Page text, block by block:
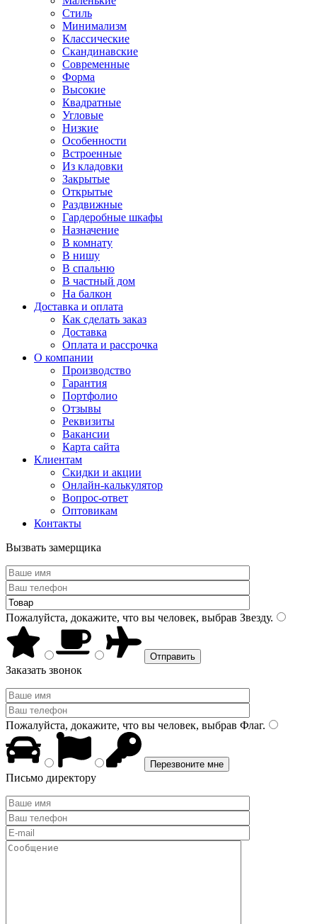
Стиль
Минимализм
Классические
Скандинавские
Современные
Форма
Высокие
Квадратные
Угловые
Низкие
Особенности
Встроенные
Из кладовки
Закрытые
Открытые
Раздвижные
Гардеробные шкафы
Назначение
В комнату
В нишу
В спальню
В частный дом
На балкон
Доставка и оплата
Как сделать заказ
Доставка
Оплата и рассрочка
О компании
Производство
Гарантия
Портфолио
Отзывы
Реквизиты
Вакансии
Карта сайта
Клиентам
Скидки и акции
Онлайн-калькулятор
Вопрос-ответ
Оптовикам
Контакты
Вызвать замерщика
Пожалуйста, докажите, что вы человек, выбрав Звезду.
Заказать звонок
Пожалуйста, докажите, что вы человек, выбрав Флаг.
Письмо директору